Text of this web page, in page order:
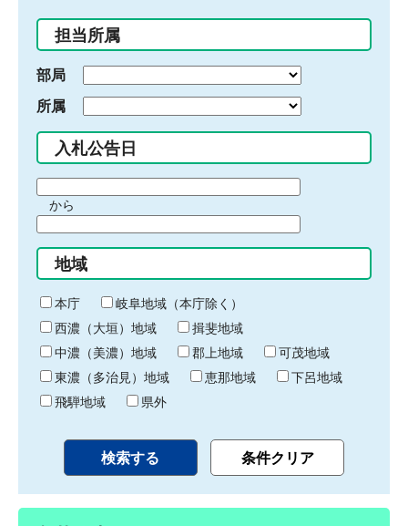
入
力
担当所属
部局
所属
入札公告日
間
始
り
から
間
終
わ
り
地域
本庁
岐阜地域（本庁除く）
西濃（大垣）地域
揖斐地域
中濃（美濃）地域
郡上地域
可茂地域
東濃（多治見）地域
恵那地域
下呂地域
飛騨地域
県外